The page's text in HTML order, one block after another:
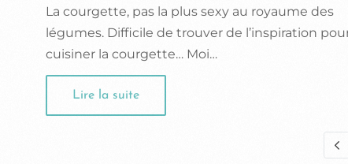
La courgette, pas la plus sexy au royaume des
légumes. Difficile de trouver de l’inspiration
cuisiner la courgette… Moi…
Lire la suite